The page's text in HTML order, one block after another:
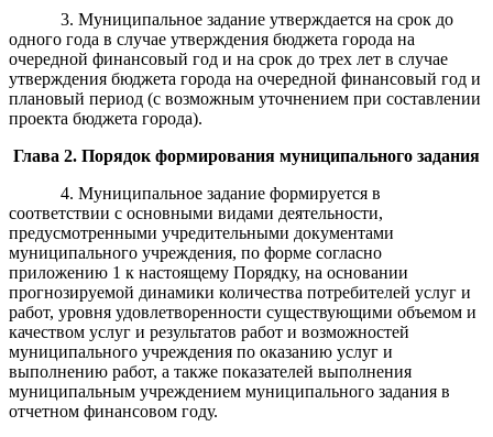
3. Муниципальное заданиеутверждается на срок до
одного года в случае утверждения бюджета города на
очередной финансовый год и на срок до трех лет в случае
утверждения бюджета города на очередной финансовый год и
плановый период (с возможным уточнением при составлении
проекта бюджета города).
Глава 2. Порядок формирования муниципального задания
4. Муниципальное задание формируется в
соответствии с основными видами деятельности,
предусмотренными учредительными документами
муниципального учреждения, по форме согласно
приложению 1 к настоящему Порядку, на основании
прогнозируемой динамики количества потребителей услуг и
работ, уровня удовлетворенности существующими объемом и
качеством услуг и результатов работ и возможностей
муниципального учреждения по оказанию услуг и
выполнению работ, а также показателей выполнения
муниципальным учреждением муниципального задания в
отчетном финансовом году.